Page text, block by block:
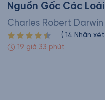
Nguồn Gốc Các Loài
Charles Robert Darwin
( 14 Nhận xét
19 giờ 33 phút